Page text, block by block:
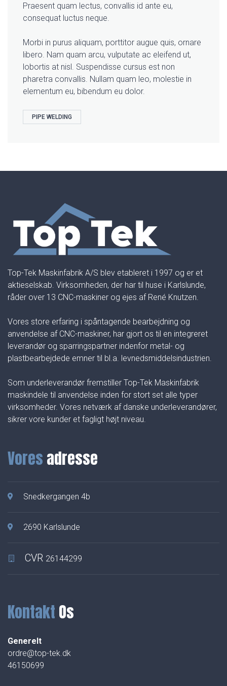
Praesent quam lectus, convallis id ante eu,
consequat luctus neque.
Morbi in purus aliquam, porttitor augue quis, ornare
libero. Nam quam arcu, vulputate ac eleifend ut,
lobortis at nisl. Suspendisse cursus est non
pharetra convallis. Nullam quam leo, molestie in
elementum eu, bibendum eu dolor.
PIPE WELDING
Top-Tek Maskinfabrik A/S blev etableret i 1997 og er et
aktieselskab. Virksomheden, der har til huse i Karlslunde,
råder over 13 CNC-maskiner og ejes af René Knutzen.
Vores store erfaring i spåntagende bearbejdning og
anvendelse af CNC-maskiner, har gjort os til en integreret
leverandør og sparringspartner indenfor metal- og
plastbearbejdede emner til bl.a. levnedsmiddelsindustrien.
Som underleverandør fremstiller Top-Tek Maskinfabrik
maskindele til anvendelse inden for stort set alle typer
virksomheder. Vores netværk af danske underleverandører,
sikrer vore kunder et fagligt højt niveau.
Vores adresse
Snedkergangen 4b
2690 Karlslunde
CVR 26144299
Kontakt Os
Generelt
ordre@top-tek.dk
46150699